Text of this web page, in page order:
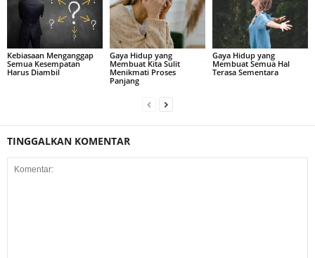
Kebiasaan Menganggap
Semua Kesempatan
Harus Diambil
Gaya Hidup yang
Membuat Kita Sulit
Menikmati Proses
Panjang
Gaya Hidup yang
Membuat Semua Hal
Terasa Sementara
TINGGALKAN KOMENTAR